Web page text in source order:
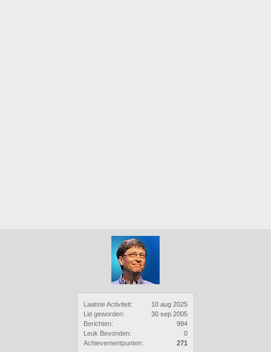
Laatste Activiteit:
10 aug 2025
Lid geworden:
30 sep 2005
Berichten:
994
Leuk Bevonden:
0
Achievementpunten:
271